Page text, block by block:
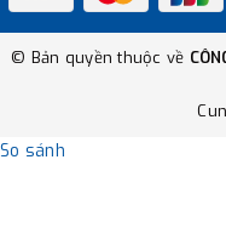
© Bản quyền thuộc về
So sánh